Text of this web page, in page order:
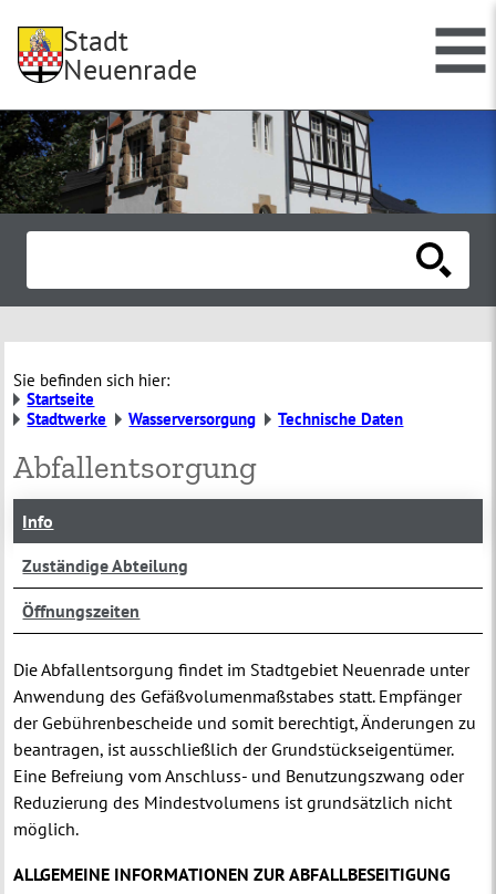
Stadt
Neuenrade
Sie befinden sich hier:
Startseite
Stadtwerke
Wasserversorgung Technische Daten
Abfallentsorgung
Info
Zuständige Abteilung
Öffnungszeiten
Die Abfallentsorgung findet im Stadtgebiet Neuenrade unter
Anwendung des Gefäßvolumenmaßstabes statt. Empfänger
der Gebührenbescheide und somit berechtigt, Änderungen zu
beantragen, ist ausschließlich der Grundstückseigentümer.
Eine Befreiung vom Anschluss- und Benutzungszwang oder
Reduzierung des Mindestvolumens ist grundsätzlich nicht
möglich.
ALLGEMEINE INFORMATIONEN ZUR ABFALLBESEITIGUNG